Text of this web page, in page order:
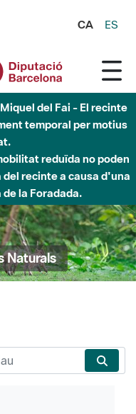
CA ES
del Fai - El recinte
temporal per motius
reduïda no poden
recinte a causa d'una
la Foradada.
Naturals